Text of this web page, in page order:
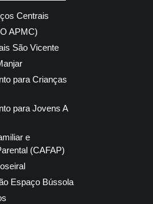
Centrais
APMC)
São Vicente
para Crianças
para Jovens A
e
(CAFAP)
Espaço Bússola